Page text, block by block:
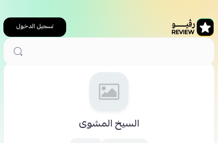
تسجيل الدخول
السيخ المشوى